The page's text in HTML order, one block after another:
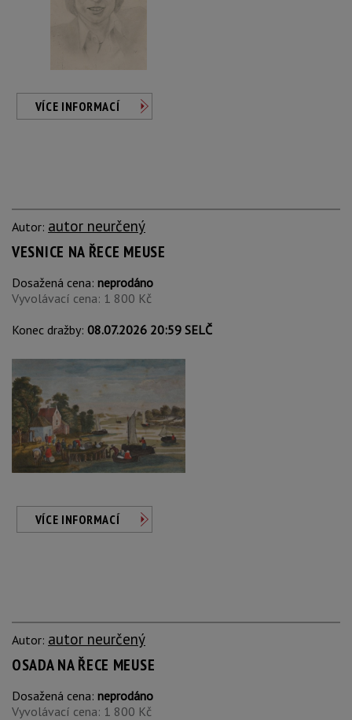
VÍCE INFORMACÍ
Autor: autor neurčený
VESNICE NA ŘECE MEUSE
Dosažená cena: neprodáno
Vyvolávací cena: 1 800 Kč
Konec dražby: 08.07.2026 20:59 SELČ
VÍCE INFORMACÍ
Autor: autor neurčený
OSADA NA ŘECE MEUSE
Dosažená cena: neprodáno
Vyvolávací cena: 1 800 Kč